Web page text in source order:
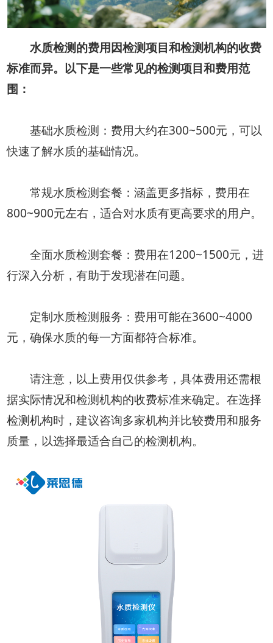
水质检测的费用因检测项目和检测机构的收费
标准而异。以下是一些常见的检测项目和费用范
围：
基础水质检测：费用大约在300~500元，可以
快速了解水质的基础情况。
常规水质检测套餐：涵盖更多指标，费用在
800~900元左右，适合对水质有更高要求的用户。
全面水质检测套餐：费用在1200~1500元，进
行深入分析，有助于发现潜在问题。
定制水质检测服务：费用可能在3600~4000
元，确保水质的每一方面都符合标准。
请注意，以上费用仅供参考，具体费用还需根
据实际情况和检测机构的收费标准来确定。在选择
检测机构时，建议咨询多家机构并比较费用和服务
质量，以选择最适合自己的检测机构。